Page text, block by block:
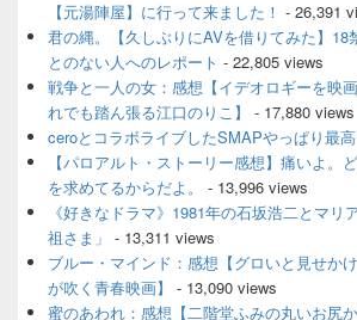
エ
ア
【元湯陣屋】に行って来ました！ - 26,391
君の縄。【久しぶりにAVを借りてみた】18
とのない人へのレポート - 22,805 views
戦争と一人の女：感想【イデオロギーを映
れでも踏ん張る江口のりこ】
- 17,880 views
ceroとコラボライブしたSMAPやっぱり最高
【パロアルト・ストーリー感想】痛いよ。
を求めてるからだよ。
- 13,996 views
《好きなドラマ》1981年の石坂浩二とマリ
祖さま」 - 13,311 views
ブルー・マインド：感想【グロいと見せか
が吹く青春映画】
- 13,090 views
蜜のあわれ：感想【二階堂ふみの丸いお尻